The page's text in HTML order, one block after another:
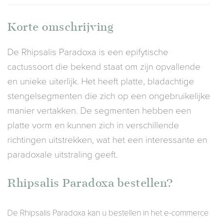
Korte omschrijving
De Rhipsalis Paradoxa is een epifytische
cactussoort die bekend staat om zijn opvallende
en unieke uiterlijk. Het heeft platte, bladachtige
stengelsegmenten die zich op een ongebruikelijke
manier vertakken. De segmenten hebben een
platte vorm en kunnen zich in verschillende
richtingen uitstrekken, wat het een interessante en
paradoxale uitstraling geeft.
Rhipsalis Paradoxa bestellen?
De Rhipsalis Paradoxa kan u bestellen in het e-commerce